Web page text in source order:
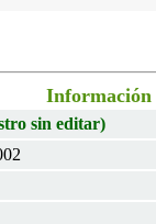
Información
sin editar)